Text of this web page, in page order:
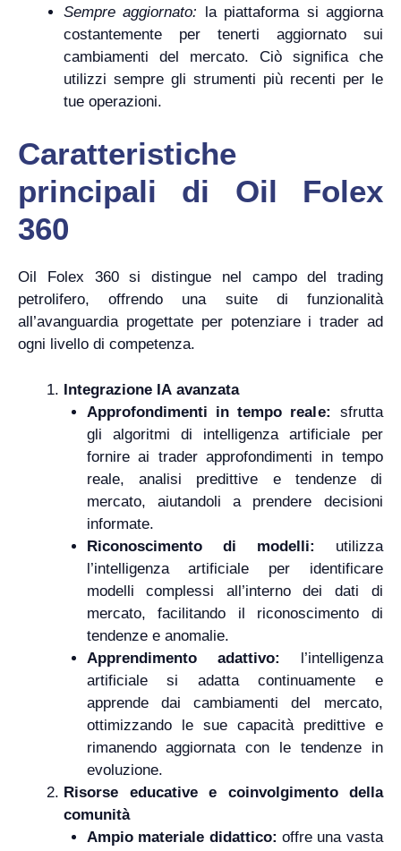
Sempre aggiornato: la piattaforma si aggiorna
costantemente per tenerti aggiornato sui
cambiamenti del mercato. Ciò significa che
utilizzi sempre gli strumenti più recenti per le
tue operazioni.
Caratteristiche
principali di Oil Folex
360
Oil Folex 360 si distingue nel campo del trading
petrolifero, offrendo una suite di funzionalità
all’avanguardia progettate per potenziare i trader ad
ogni livello di competenza.
Integrazione IA avanzata
Approfondimenti in tempo reale: sfrutta
gli algoritmi di intelligenza artificiale per
fornire ai trader approfondimenti in tempo
reale, analisi predittive e tendenze di
mercato, aiutandoli a prendere decisioni
informate.
Riconoscimento di modelli: utilizza
l’intelligenza artificiale per identificare
modelli complessi all’interno dei dati di
mercato, facilitando il riconoscimento di
tendenze e anomalie.
Apprendimento adattivo: l’intelligenza
artificiale si adatta continuamente e
apprende dai cambiamenti del mercato,
ottimizzando le sue capacità predittive e
rimanendo aggiornata con le tendenze in
evoluzione.
Risorse educative e coinvolgimento della
comunità
Ampio materiale didattico: offre una vasta